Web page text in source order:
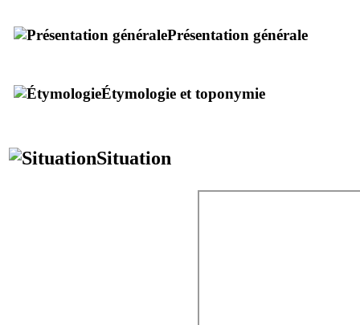
Présentation générale
Étymologie et toponymie
Situation